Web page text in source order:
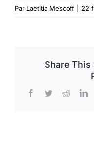
Par Laetitia Mescoff 22
Share This
Facebook
TwitterReddit